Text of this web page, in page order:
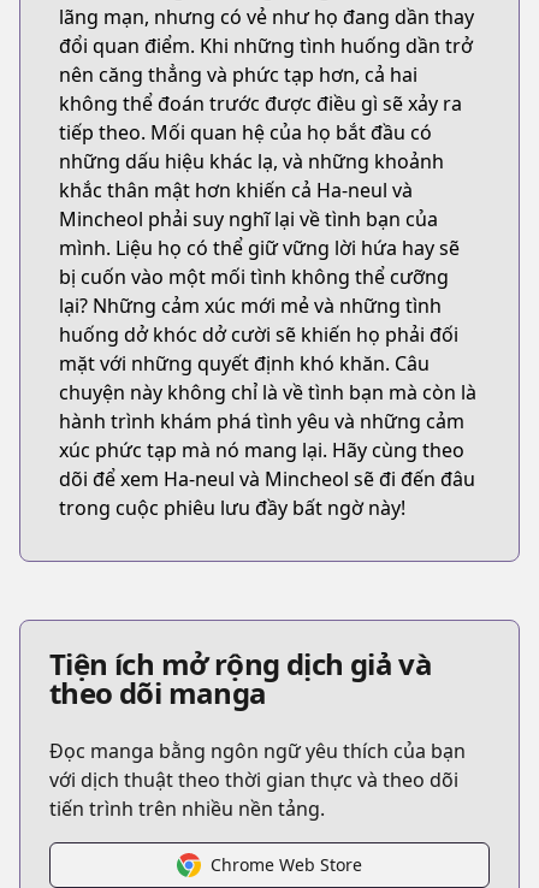
lãng mạn, nhưng có vẻ như họ đang dần thay
đổi quan điểm. Khi những tình huống dần trở
nên căng thẳng và phức tạp hơn, cả hai
không thể đoán trước được điều gì sẽ xảy ra
tiếp theo. Mối quan hệ của họ bắt đầu có
những dấu hiệu khác lạ, và những khoảnh
khắc thân mật hơn khiến cả Ha-neul và
Mincheol phải suy nghĩ lại về tình bạn của
mình. Liệu họ có thể giữ vững lời hứa hay sẽ
bị cuốn vào một mối tình không thể cưỡng
lại? Những cảm xúc mới mẻ và những tình
huống dở khóc dở cười sẽ khiến họ phải đối
mặt với những quyết định khó khăn. Câu
chuyện này không chỉ là về tình bạn mà còn là
hành trình khám phá tình yêu và những cảm
xúc phức tạp mà nó mang lại. Hãy cùng theo
dõi để xem Ha-neul và Mincheol sẽ đi đến đâu
trong cuộc phiêu lưu đầy bất ngờ này!
Tiện ích mở rộng dịch giả và
theo dõi manga
Đọc manga bằng ngôn ngữ yêu thích của bạn
với dịch thuật theo thời gian thực và theo dõi
tiến trình trên nhiều nền tảng.
Chrome Web Store